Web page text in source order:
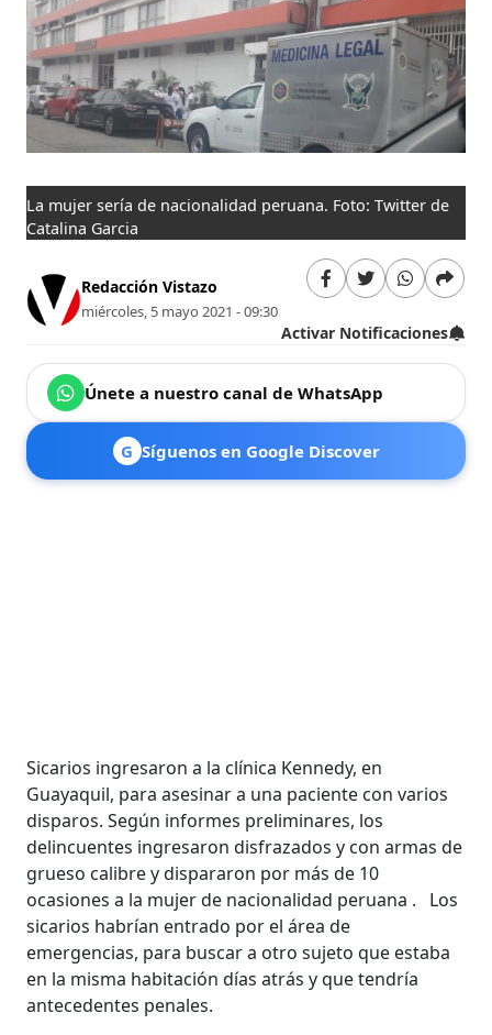
La mujer sería de nacionalidad peruana. Foto: Twitter de
Catalina Garcia
Redacción Vistazo
miércoles, 5 mayo 2021 - 09:30
Activar Notificaciones
Únete a nuestro canal de WhatsApp
G Síguenos en Google Discover
Sicarios ingresaron a la clínica Kennedy, en
Guayaquil, para asesinar a una paciente con varios
disparos. Según informes preliminares, los
delincuentes ingresaron disfrazados y con armas de
grueso calibre y dispararon por más de 10
ocasiones a la mujer de nacionalidad peruana . Los
sicarios habrían entrado por el área de
emergencias, para buscar a otro sujeto que estaba
en la misma habitación días atrás y que tendría
antecedentes penales.